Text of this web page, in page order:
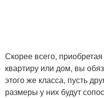
Скорее всего,
квартиру или дом, вы
этого же класса, пусть
размеры у них будут